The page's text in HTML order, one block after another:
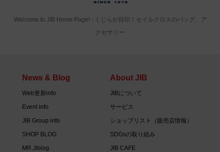
Welcome to JIB Home Page! ‐ くじらが目印！セイルクロスのバッグ、ア
クセサリー
News & Blog
Web更新info
Event info
JIB Group info
SHOP BLOG
MR.Jiblog
About JIB
JIBについて
サービス
ショップリスト（販売店情報）
SDGsの取り組み
JIB CAFE